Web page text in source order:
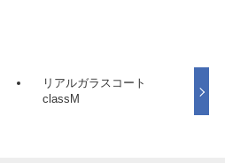
リアルガラスコート
classM